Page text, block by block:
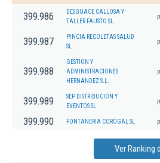
399.986
DESGUACE CALLOSA Y
TALLER FAUSTO SL.
399.987
PINCIA RECOLETAS SALUD
SL.
399.988
GESTION Y
ADMINISTRACIONES
HERNANDEZ S.L.
399.989
SEP DISTRIBUCION Y
EVENTOS SL
399.990 FONTANERIA COROGAL SL
Ver Ranking